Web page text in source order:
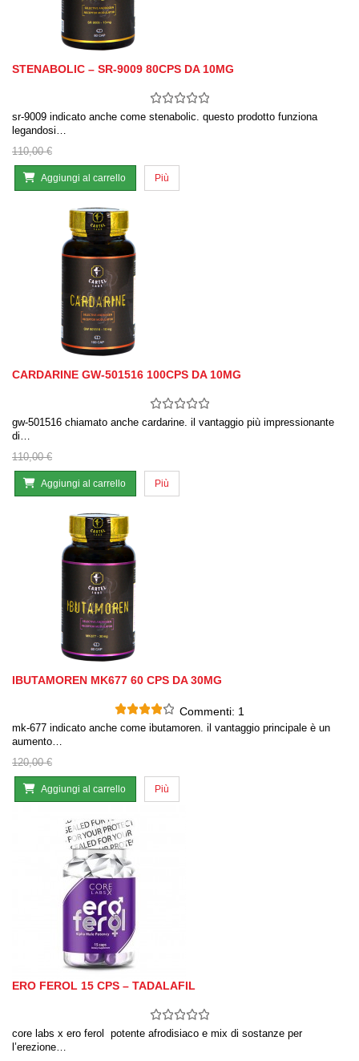
STENABOLIC – SR-9009 80CPS DA 10MG
sr-9009 indicato anche come stenabolic. questo prodotto funziona
legandosi…
110,00 €
Aggiungi al carrello Più
CARDARINE GW-501516 100CPS DA 10MG
gw-501516 chiamato anche cardarine. il vantaggio più impressionante
di…
110,00 €
Aggiungi al carrello Più
IBUTAMOREN MK677 60 CPS DA 30MG
Commenti: 1
mk-677 indicato anche come ibutamoren. il vantaggio principale è un
aumento…
120,00 €
Aggiungi al carrello Più
ERO FEROL 15 CPS – TADALAFIL
core labs x ero ferol potente afrodisiaco e mix di sostanze per
l’erezione…